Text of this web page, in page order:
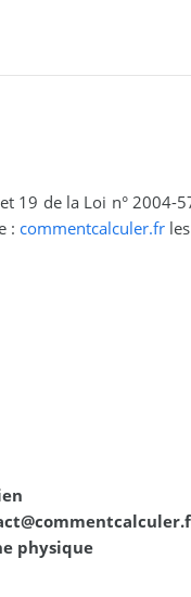
19 de la Loi n°
: commentcalculer.fr
physique